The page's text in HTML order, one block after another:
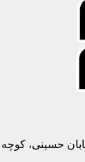
کوچه وطنی،